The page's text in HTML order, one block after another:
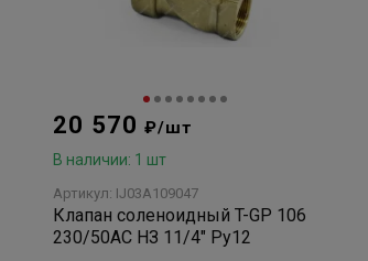
20 570₽/шт
В наличии: 1 шт
Артикул: IJ03A109047
Клапан соленоидный T-GP 106
230/50AC НЗ 11/4" Ру12